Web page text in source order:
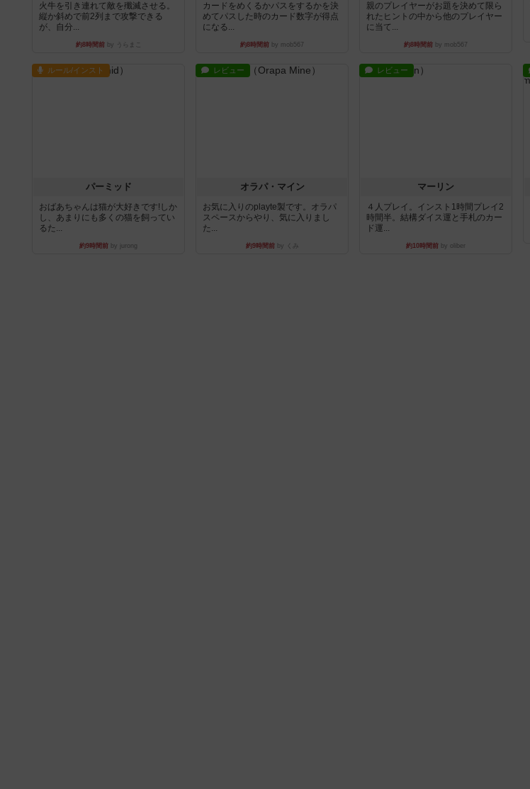
火牛を引き連れて敵を殲滅させる。
縦か斜めで前2列まで攻撃できる
が、自分...
約8時間前by うらまこ
カードをめくるかパスをするかを決
めてパスした時のカード数字が得点
になる...
約8時間前 by mob567
親のプレイヤーがお題を決めて限ら
れたヒントの中から他のプレイヤー
に当て...
約8時間前 by mob567
ルール/インスト
パーミッド
おばあちゃんは猫が大好きです!しか
し、あまりにも多くの猫を飼ってい
るた...
約9時間前 by jurong
レビュー
オラパ・マイン
お気に入りのplayte製です。オラパ
スペースからやり、気に入りまし
た...
約9時間前by くみ
レビュー
マーリン
４人プレイ。インスト1時間プレイ2
時間半。結構ダイス運と手札のカー
ド運...
約10時間前 by oliber